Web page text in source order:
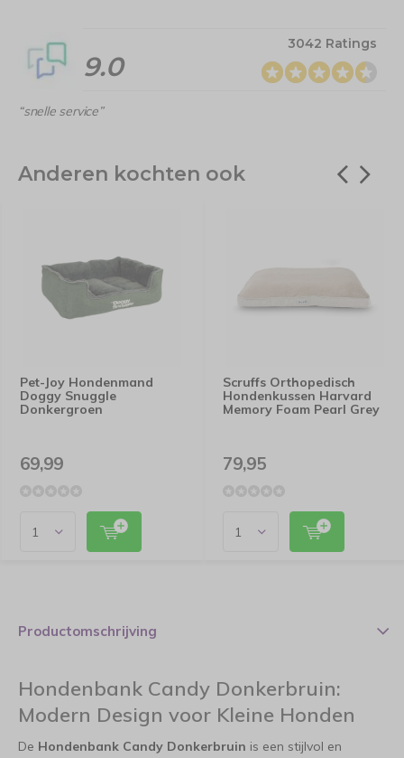
9.0
3042 Ratings
“snelle service”
Anderen kochten ook
Pet-Joy Hondenmand
Doggy Snuggle
Donkergroen
69,99
Scruffs Orthopedisch
Hondenkussen Harvard
Memory Foam Pearl Grey
79,95
Productomschrijving
Hondenbank Candy Donkerbruin:
Modern Design voor Kleine Honden
De Hondenbank Candy Donkerbruin is een stijlvol en